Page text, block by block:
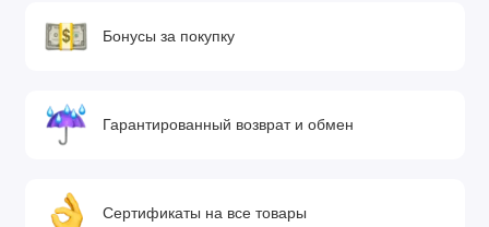
Бонусы за покупку
Гарантированный возврат и обмен
Сертификаты на все товары